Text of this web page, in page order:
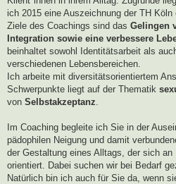
ich 2015 eine Auszeichnung der TH
Ziele des Coachings sind das Gelingen
Integration sowie eine verbessere
beinhaltet sowohl Identitätsarbeit als
verschiedenen Lebensbereichen.
Ich arbeite mit diversitätsorientiertem
Schwerpunkte liegt auf der Thematik
von Selbstakzeptanz
Im Coaching begleite ich Sie in der
pädophilen Neigung und damit
der Gestaltung eines Alltags, der sich
orientiert. Dabei suchen wir bei Bedarf
Natürlich bin ich auch für Sie da, wenn